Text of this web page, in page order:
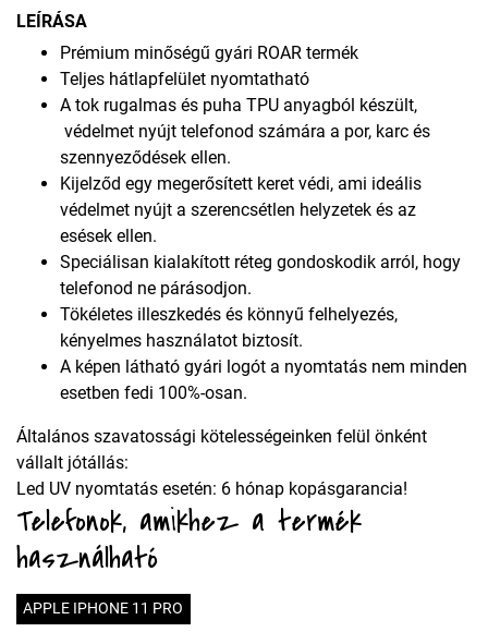
LEÍRÁSA
Prémium minőségű gyári ROAR termék
Teljes hátlapfelület nyomtatható
A tok rugalmas és puha TPU anyagból készült,
védelmet nyújt telefonod számára a por, karc és
szennyeződések ellen.
Kijelződ egy megerősített keret védi, ami ideális
védelmet nyújt a szerencsétlen helyzetek és az
esések ellen.
Speciálisan kialakított réteg gondoskodik arról, hogy
telefonod ne párásodjon.
Tökéletes illeszkedés és könnyű felhelyezés,
kényelmes használatot biztosít.
A képen látható gyári logót a nyomtatás nem minden
esetben fedi 100%-osan.
Általános szavatossági kötelességeinken felül önként
vállalt jótállás:
Led UV nyomtatás esetén: 6 hónap kopásgarancia!
Telefonok, amikhez a termék
használható
APPLE IPHONE 11 PRO